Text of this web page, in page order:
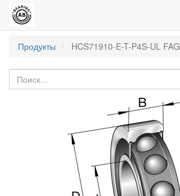
Продукты
HCS71910-E-T-P4S-UL FAG